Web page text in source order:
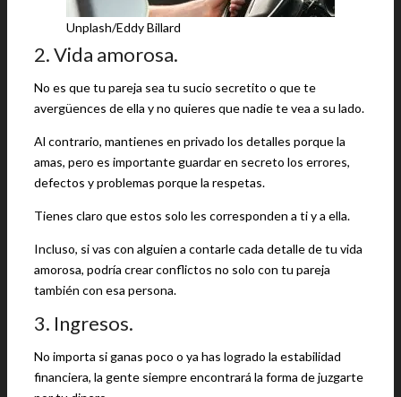
Unplash/Eddy Billard
2. Vida amorosa.
No es que tu pareja sea tu sucio secretito o que te
avergüences de ella y no quieres que nadie te vea a su lado.
Al contrario, mantienes en privado los detalles porque la
amas, pero es importante guardar en secreto los errores,
defectos y problemas porque la respetas.
Tienes claro que estos solo les corresponden a ti y a ella.
Incluso, si vas con alguien a contarle cada detalle de tu vida
amorosa, podría crear conflictos no solo con tu pareja
también con esa persona.
3. Ingresos.
No importa si ganas poco o ya has logrado la estabilidad
financiera, la gente siempre encontrará la forma de juzgarte